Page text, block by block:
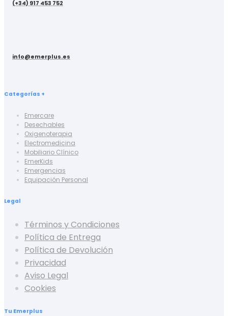
(+34) 917 453 752
info@emerplus.es
Categorías +
Emercare
Desechables
Oxigenoterapia
Electromedicina
Mobiliario Clínico
EmerKids
Emergencias
Equipación Personal
Legal
Términos y Condiciones
Política de Entrega
Política de Devolución
Privacidad
Aviso Legal
Cookies
Tu Emerplus